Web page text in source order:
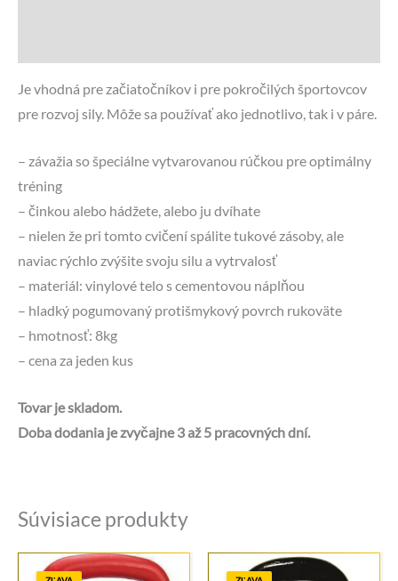
Je vhodná pre začiatočníkov i pre pokročilých športovcov
pre rozvoj sily. Môže sa používať ako jednotlivo, tak i v páre.
– závažia so špeciálne vytvarovanou rúčkou pre optimálny
tréning
– činkou alebo hádžete, alebo ju dvíhate
– nielen že pri tomto cvičení spálite tukové zásoby, ale
naviac rýchlo zvýšite svoju silu a vytrvalosť
– materiál: vinylové telo s cementovou náplňou
– hladký pogumovaný protišmykový povrch rukoväte
– hmotnosť: 8kg
– cena za jeden kus
Tovar je skladom.
Doba dodania je zvyčajne 3 až 5 pracovných dní.
Súvisiace produkty